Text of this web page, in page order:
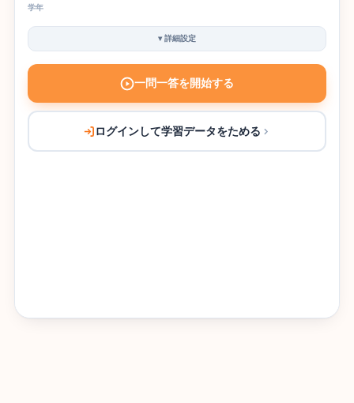
学年
▾詳細設定
一問一答を開始する
ログインして学習データをためる